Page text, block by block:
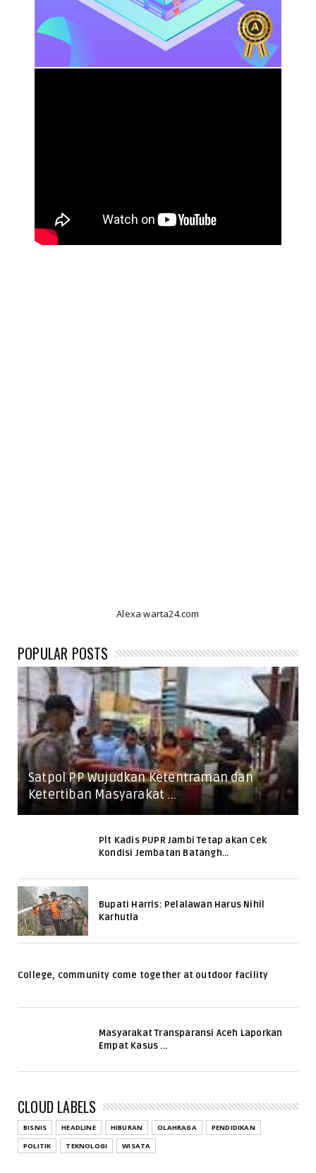
Alexa warta24.com
POPULAR POSTS
Satpol PP Wujudkan Ketentraman dan
Ketertiban Masyarakat ...
Plt Kadis PUPR Jambi Tetap akan Cek
Kondisi Jembatan Batangh...
Bupati Harris: Pelalawan Harus Nihil
Karhutla
College, community come together at outdoor facility
Masyarakat Transparansi Aceh Laporkan
Empat Kasus ...
CLOUD LABELS
BISNIS HEADLINE HIBURAN OLAHRAGA
PENDIDIKAN
POLITIK
TEKNOLOGI WISATA